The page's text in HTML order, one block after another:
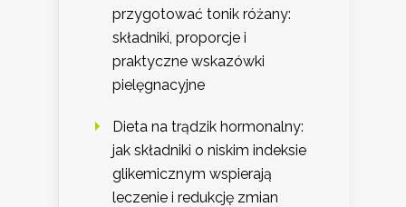
przygotować tonik różany:
składniki, proporcje i
praktyczne wskazówki
pielęgnacyjne
Dieta na trądzik hormonalny:
jak składniki o niskim indeksie
glikemicznym wspierają
leczenie i redukcję zmian